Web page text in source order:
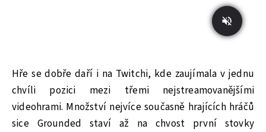
Hře se dobře daří i na Twitchi, kde zaujímala v jednu
chvíli pozici mezi třemi nejstreamovanějšími
videohrami. Množství nejvíce současně hrajících hráčů
sice Grounded staví až na chvost první stovky